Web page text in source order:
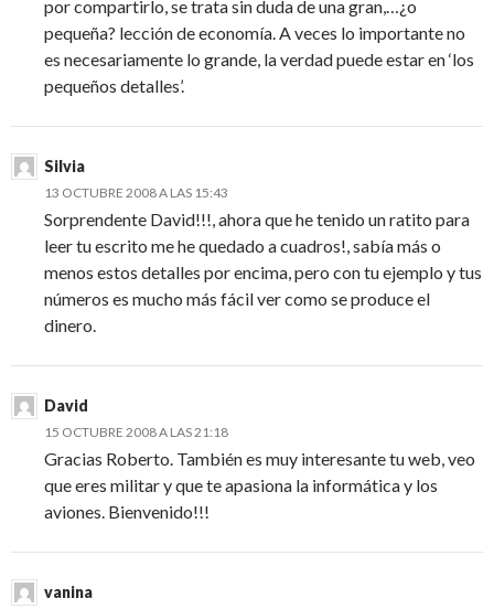
por compartirlo, se trata sin duda de una gran,…¿o
pequeña? lección de economía. A veces lo importante no
es necesariamente lo grande, la verdad puede estar en ‘los
pequeños detalles’.
Silvia
13 OCTUBRE 2008 A LAS 15:43
Sorprendente David!!!, ahora que he tenido un ratito para
leer tu escrito me he quedado a cuadros!, sabía más o
menos estos detalles por encima, pero con tu ejemplo y tus
números es mucho más fácil ver como se produce el
dinero.
David
15 OCTUBRE 2008 A LAS 21:18
Gracias Roberto. También es muy interesante tu web, veo
que eres militar y que te apasiona la informática y los
aviones. Bienvenido!!!
vanina